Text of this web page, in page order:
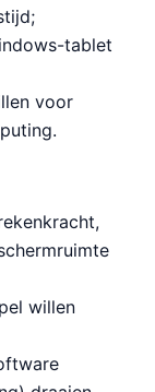
tablet
voor
willen